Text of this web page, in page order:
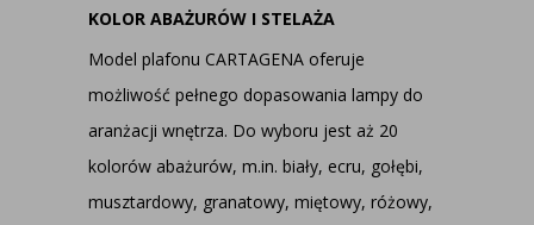
KOLOR ABAŻURÓW I STELAŻA
Model plafonu CARTAGENA oferuje
możliwość pełnego dopasowania lampy do
aranżacji wnętrza. Do wyboru jest aż 20
kolorów abażurów, m.in. biały, ecru, gołębi,
musztardowy, granatowy, miętowy, różowy,